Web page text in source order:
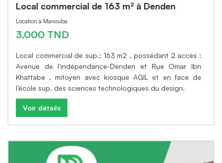
Local commercial de 163 m² à Denden
Location à Manouba
3,000 TND
Local commercial de sup.: 163 m2 , possédant 2 accès :
Avenue de l’indépendance-Denden et Rue Omar Ibn
Khattabe , mitoyen avec kiosque AGIL et en face de
l’école sup. des sciences technologiques du design.
Voir détails